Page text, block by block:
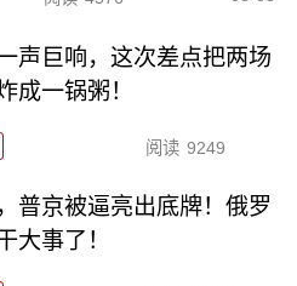
声巨响，这次差点把两场
成一锅粥！
阅读 9249
普京被逼亮出底牌！俄罗
大事了！